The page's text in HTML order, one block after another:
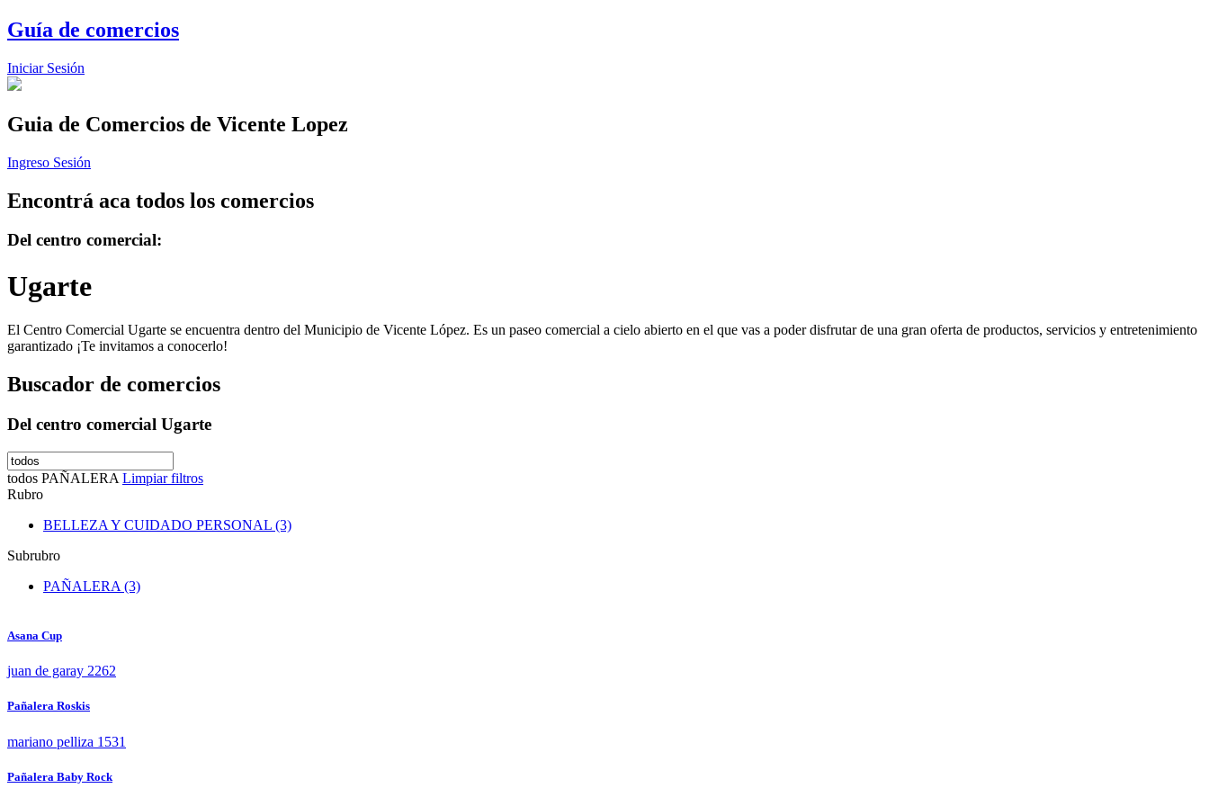
Guía de comercios
Iniciar Sesión
Guia de Comercios de Vicente Lopez
Ingreso Sesión
Encontrá aca todos los comercios
Del centro comercial:
Ugarte
El Centro Comercial Ugarte se encuentra dentro del Municipio de Vicente López. Es un paseo comercial a cielo abierto en el que vas a poder disfrutar de una gran oferta de productos, servicios y entretenimiento
garantizado ¡Te invitamos a conocerlo!
Buscador de comercios
Del centro comercial Ugarte
todos PAÑALERA Limpiar filtros
Rubro
BELLEZA Y CUIDADO PERSONAL (3)
Subrubro
PAÑALERA (3)
Asana Cup
juan de garay 2262
Pañalera Roskis
mariano pelliza 1531
Pañalera Baby Rock